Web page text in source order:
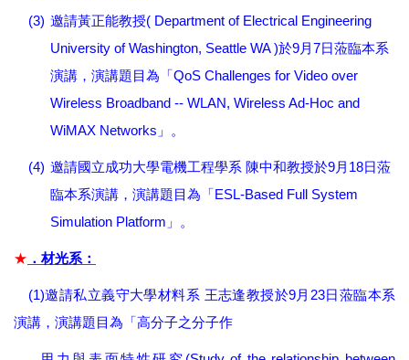
(3) 邀請黃正能教授( Department of Electrical Engineering
University of Washington, Seattle WA )於9月 7日蒞臨本系
演講，演講題目為「 QoS Challenges for Video over
Wireless Broadband -- WLAN, Wireless Ad-Hoc and
WiMAX Networks 」。
(4) 邀請國立成功大學電機工程學系 陳中和教授於9月 18日蒞
臨本系演講，演講題目為「 ESL-Based Full System
Simulation Platform 」。
★ ．材光系：
(1)邀請私立義守大學材料系 王志逢教授於9月 23日蒞臨本系
演講，演講題目為「高分子之分子作